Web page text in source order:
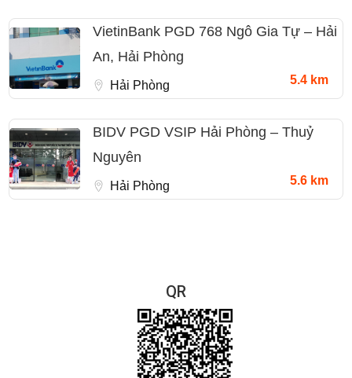
VietinBank PGD 768 Ngô Gia Tự – Hải
An, Hải Phòng
Hải Phòng 5.4 km
BIDV PGD VSIP Hải Phòng – Thuỷ
Nguyên
Hải Phòng 5.6 km
QR